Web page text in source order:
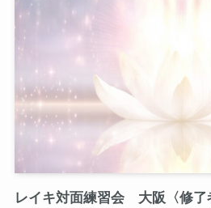
レイキ対面練習会 大阪〈修了